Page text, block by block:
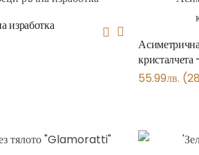
изработка
кристалчета
55.99лв. (